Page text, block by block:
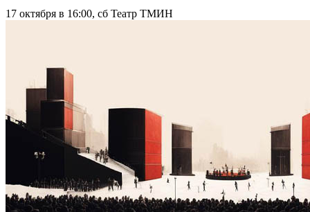
17 октября в 16:00, сб Театр ТМИН